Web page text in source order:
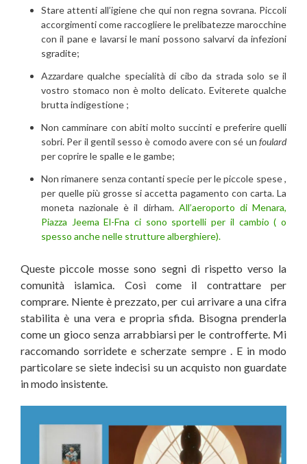
Stare attenti all’igiene che qui non regna sovrana. Piccoli
accorgimenti come raccogliere le prelibatezze marocchine
con il pane e lavarsi le mani possono salvarvi da infezioni
sgradite;
Azzardare qualche specialità di cibo da strada solo se il
vostro stomaco non è molto delicato. Eviterete qualche
brutta indigestione ;
Non camminare con abiti molto succinti e preferire quelli
sobri. Per il gentil sesso è comodo avere con sé un foulard
per coprire le spalle e le gambe;
Non rimanere senza contanti specie per le piccole spese ,
per quelle più grosse si accetta pagamento con carta. La
moneta nazionale è il dirham. All’aeroporto di Menara,
Piazza Jeema El-Fna ci sono sportelli per il cambio ( o
spesso anche nelle strutture alberghiere).
Queste piccole mosse sono segni di rispetto verso la
comunità islamica. Così come il contrattare per
comprare. Niente è prezzato, per cui arrivare a una cifra
stabilita è una vera e propria sfida. Bisogna prenderla
come un gioco senza arrabbiarsi per le controfferte. Mi
raccomando sorridete e scherzate sempre . E in modo
particolare se siete indecisi su un acquisto non guardate
in modo insistente.